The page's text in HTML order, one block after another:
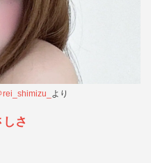
より
さ